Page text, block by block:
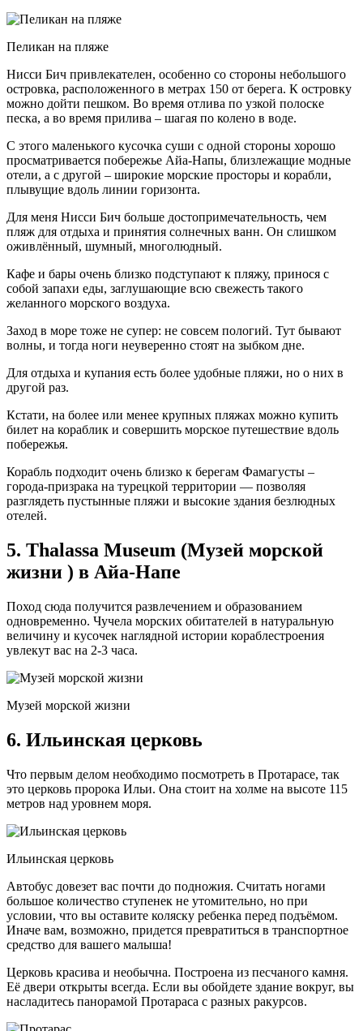
Пеликан на пляже
Нисси Бич привлекателен, особенно со стороны небольшого
островка, расположенного в метрах 150 от берега. К островку
можно дойти пешком. Во время отлива по узкой полоске
песка, а во время прилива – шагая по колено в воде.
С этого маленького кусочка суши с одной стороны хорошо
просматривается побережье Айа-Напы, близлежащие модные
отели, а с другой – широкие морские просторы и корабли,
плывущие вдоль линии горизонта.
Для меня Нисси Бич больше достопримечательность, чем
пляж для отдыха и принятия солнечных ванн. Он слишком
оживлённый, шумный, многолюдный.
Кафе и бары очень близко подступают к пляжу, принося с
собой запахи еды, заглушающие всю свежесть такого
желанного морского воздуха.
Заход в море тоже не супер: не совсем пологий. Тут бывают
волны, и тогда ноги неуверенно стоят на зыбком дне.
Для отдыха и купания есть более удобные пляжи, но о них в
другой раз.
Кстати, на более или менее крупных пляжах можно купить
билет на кораблик и совершить морское путешествие вдоль
побережья.
Корабль подходит очень близко к берегам Фамагусты –
города-призрака на турецкой территории — позволяя
разглядеть пустынные пляжи и высокие здания безлюдных
отелей.
5. Thalassa Museum (Музей морской
жизни ) в Айа-Напе
Поход сюда получится развлечением и образованием
одновременно. Чучела морских обитателей в натуральную
величину и кусочек наглядной истории кораблестроения
увлекут вас на 2-3 часа.
Музей морской жизни
6. Ильинская церковь
Что первым делом необходимо посмотреть в Протарасе, так
это церковь пророка Ильи. Она стоит на холме на высоте 115
метров над уровнем моря.
Ильинская церковь
Автобус довезет вас почти до подножия. Считать ногами
большое количество ступенек не утомительно, но при
условии, что вы оставите коляску ребенка перед подъёмом.
Иначе вам, возможно, придется превратиться в транспортное
средство для вашего малыша!
Церковь красива и необычна. Построена из песчаного камня.
Её двери открыты всегда. Если вы обойдете здание вокруг, вы
насладитесь панорамой Протараса с разных ракурсов.